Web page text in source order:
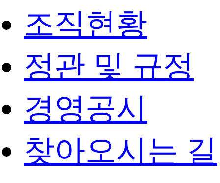
조직현황
정관 및 규정
경영공시
찾아오시는 길